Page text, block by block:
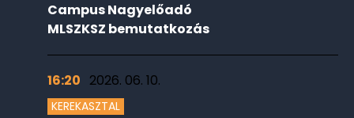
Campus Nagyelőadó
MLSZKSZ bemutatkozás
16:20 2026. 06. 10.
KEREKASZTAL